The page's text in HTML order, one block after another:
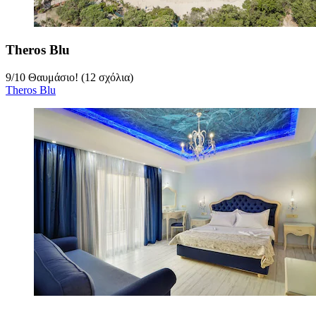
Theros Blu
9/10 Θαυμάσιο! (12 σχόλια)
Theros Blu